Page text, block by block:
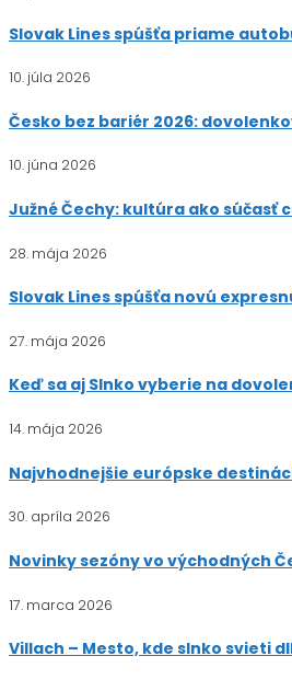
Slovak Lines spúšťa priame
10. júla 2026
Česko bez bariér 2026:
10. júna 2026
Južné Čechy: kultúra ako súčasť
28. mája 2026
Slovak Lines spúšťa novú
27. mája 2026
Keď sa aj Slnko vyberie na
14. mája 2026
Najvhodnejšie európske
30. apríla 2026
Novinky sezóny vo východných
17. marca 2026
Villach – Mesto, kde slnko svieti